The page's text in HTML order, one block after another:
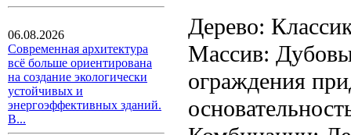
06.08.2026
Современная архитектура
всё больше ориентирована
на создание экологически
устойчивых и
энергоэффективных зданий.
В...
Дерево:
Массив:
ограждения